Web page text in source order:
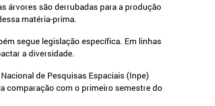
árvores são derrubadas para a produção
matéria-prima.
segue legislação específica. Em linhas
a diversidade.
de Pesquisas Espaciais (Inpe)
comparação com o primeiro semestre do